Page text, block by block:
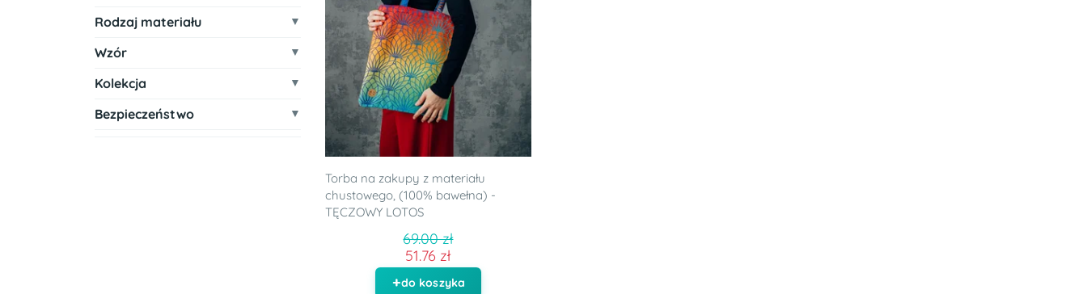
Rodzaj materiału
Wzór
Kolekcja
Bezpieczeństwo
Torba na zakupy z materiału
chustowego, (100% bawełna) -
TĘCZOWY LOTOS
69.00 zł
51.76 zł
do koszyka